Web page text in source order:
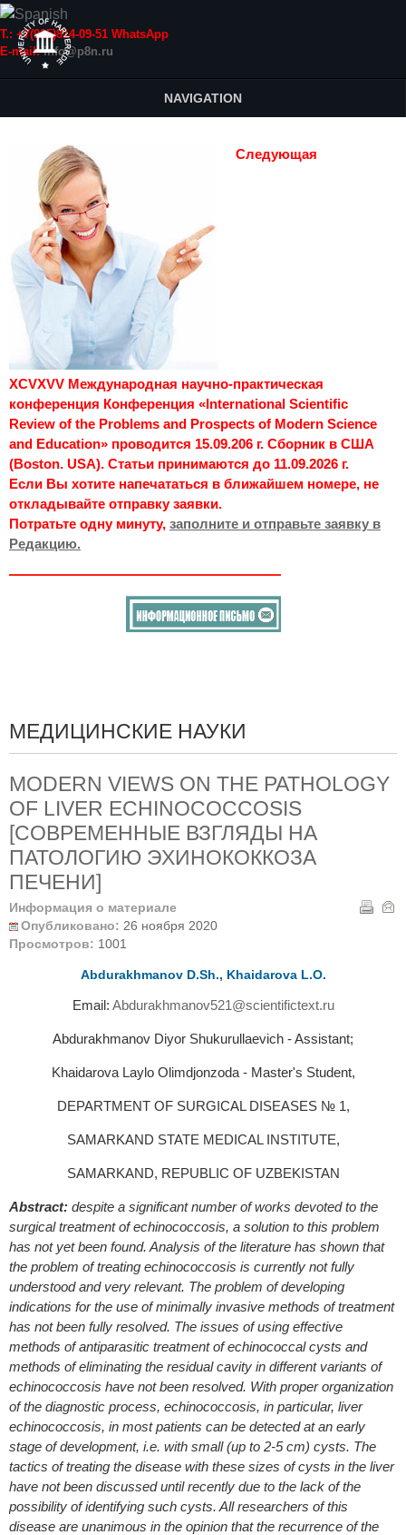
Т.: +7(915)814-09-51 WhatsApp
E-mail:info@p8n.ru
NAVIGATION
Следующая
XCVXVV Международная научно-практическая
конференция Конференция «International Scientific
Review of the Problems and Prospects of Modern Science
and Education» проводится 15.09.206 г. Сборник в США
(Boston. USA). Статьи принимаются до 11.09.2026 г.
Если Вы хотите напечататься в ближайшем номере, не
откладывайте отправку заявки.
Потратьте одну минуту, заполните и отправьте заявку в
Редакцию.
МЕДИЦИНСКИЕ НАУКИ
MODERN VIEWS ON THE PATHOLOGY
OF LIVER ECHINOCOCCOSIS
[СОВРЕМЕННЫЕ ВЗГЛЯДЫ НА
ПАТОЛОГИЮ ЭХИНОКОККОЗА
ПЕЧЕНИ]
Информация о материале
Опубликовано: 26 ноября 2020
Просмотров: 1001
Abdurakhmanov D.Sh., Khaidarova L.О.
Email: Abdurakhmanov521@scientifictext.ru
Abdurakhmanov Diyor Shukurullaevich - Assistant;
Khaidarova Laylo Olimdjonzoda - Master's Student,
DEPARTMENT OF SURGICAL DISEASES № 1,
SAMARKAND STATE MEDICAL INSTITUTE,
SAMARKAND, REPUBLIC OF UZBEKISTAN
Abstract: despite a significant number of works devoted to the
surgical treatment of echinococcosis, a solution to this problem
has not yet been found. Analysis of the literature has shown that
the problem of treating echinococcosis is currently not fully
understood and very relevant. The problem of developing
indications for the use of minimally invasive methods of treatment
has not been fully resolved. The issues of using effective
methods of antiparasitic treatment of echinococcal cysts and
methods of eliminating the residual cavity in different variants of
echinococcosis have not been resolved. With proper organization
of the diagnostic process, echinococcosis, in particular, liver
echinococcosis, in most patients can be detected at an early
stage of development, i.e. with small (up to 2-5 cm) cysts. The
tactics of treating the disease with these sizes of cysts in the liver
have not been discussed until recently due to the lack of the
possibility of identifying such cysts. All researchers of this
disease are unanimous in the opinion that the recurrence of the